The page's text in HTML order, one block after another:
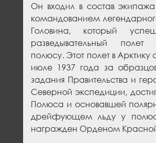
Он входил в состав
командованием
Головина, который
разведывательный
полюсу. Этот полет в Арктику
июле 1937 года за
задания Правительства и
Северной экспедиции,
Полюса и основавшей
дрейфующем льду у
награжден Орденом Красной